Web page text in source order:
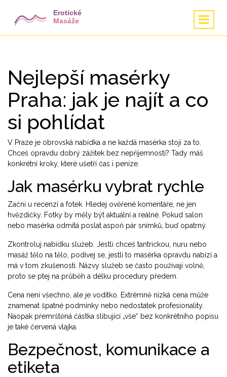
Nejlepší masérky
Praha: jak je najít a co
si pohlídat
V Praze je obrovská nabídka a ne každá masérka stojí za to.
Chceš opravdu dobrý zážitek bez nepříjemností? Tady máš
konkrétní kroky, které ušetří čas i peníze.
Jak masérku vybrat rychle
Začni u recenzí a fotek. Hledej ověřené komentáře, ne jen
hvězdičky. Fotky by měly být aktuální a reálné. Pokud salon
nebo masérka odmítá poslat aspoň pár snímků, buď opatrný.
Zkontroluj nabídku služeb. Jestli chceš tantrickou, nuru nebo
masáž tělo na tělo, podívej se, jestli to masérka opravdu nabízí a
má v tom zkušenosti. Názvy služeb se často používají volně,
proto se ptej na průběh a délku procedury předem.
Cena není všechno, ale je vodítko. Extrémně nízká cena může
znamenat špatné podmínky nebo nedostatek profesionality.
Naopak přemrštěná částka slibující „vše“ bez konkrétního popisu
je také červená vlajka.
Bezpečnost, komunikace a
etiketa